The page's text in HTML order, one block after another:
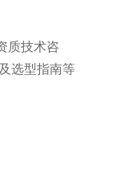
质技术咨
选型指南等